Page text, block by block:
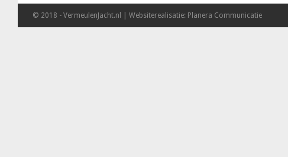
© 2018 - VermeulenJacht.nl | Websiterealisatie: Planera Communicatie